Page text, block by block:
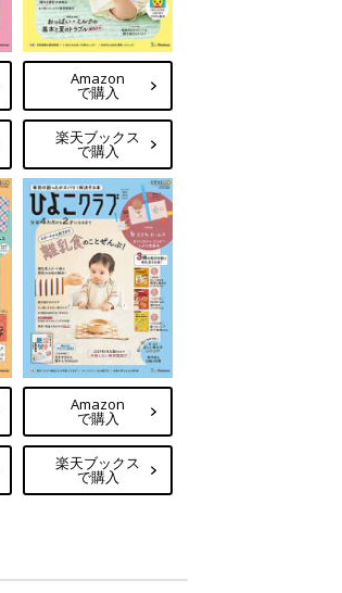
Amazon
で購入
楽天ブックス
で購入
Amazon
で購入
楽天ブックス
で購入